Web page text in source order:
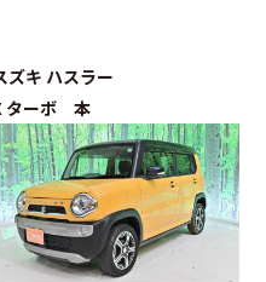
ズキ ハスラー
ターボ 本